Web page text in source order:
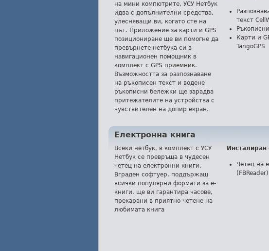
на мини компютрите, УСУ Нетбук
идва с допълнителни средства,
улесняващи ви, когато сте на
път. Приложение за карти и GPS
позициониране ще ви помогне да
превърнете нетбука си в
навигационен помощник в
комплект с GPS приемник.
Възможността за разпознаване
на ръкописен текст и водене
ръкописни бележки ще зарадва
притежателите на устройства с
чувствителен на допир екран.
текст
Карти и
TangoGPS
Електронна книга
Всеки нетбук, в комплект с УСУ
Нетбук се превръща в чудесен
четец на електронни книги.
Вграден софтуер, поддържащ
всички популярни формати за е-
книги, ще ви гарантира часове,
прекарани в приятно четене на
любимата книга
Четец на
(FBReader)